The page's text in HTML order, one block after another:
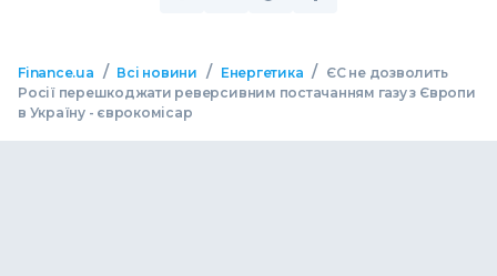
Finance.ua / Всі новини / Енергетика / ЄС не дозволить
Росії перешкоджати реверсивним постачанням газу з Європи
в Україну - єврокомісар